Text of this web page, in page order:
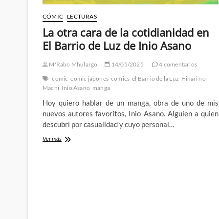
CÓMIC LECTURAS
La otra cara de la cotidianidad en
El Barrio de Luz de Inio Asano
M'Rabo Mhulargo 14/05/2025
4 comentarios
cómic comic japones comics el Barrio de la Luz Hikari no
Machi Inio Asano manga
Hoy quiero hablar de un manga, obra de uno de mis
nuevos autores favoritos, Inio Asano. Alguien a quien
descubrí por casualidad y cuyo personal…
Ver másLa